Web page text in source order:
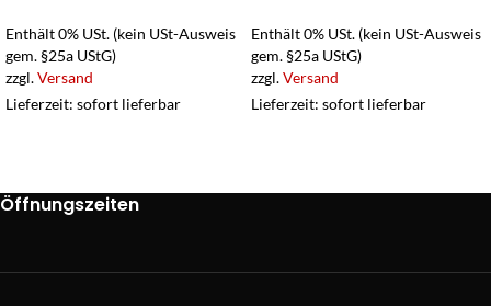
Enthält 0% USt. (kein USt-Ausweis
gem. §25a UStG)
zzgl.Versand
Lieferzeit: sofort lieferbar
Enthält 0% USt. (kein USt-Ausweis
gem. §25a UStG)
zzgl.Versand
Lieferzeit: sofort lieferbar
Öffnungszeiten